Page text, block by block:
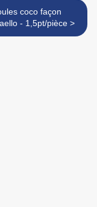
coco façon
Raphaello - 1,5pt/pièce >